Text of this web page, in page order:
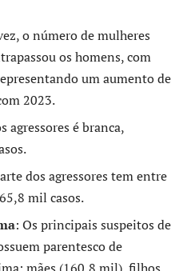
o número de mulheres
os homens, com
um aumento de
2023.
agressores é branca,
dos agressores tem entre
mil casos.
: Os principais suspeitos de
parentesco de